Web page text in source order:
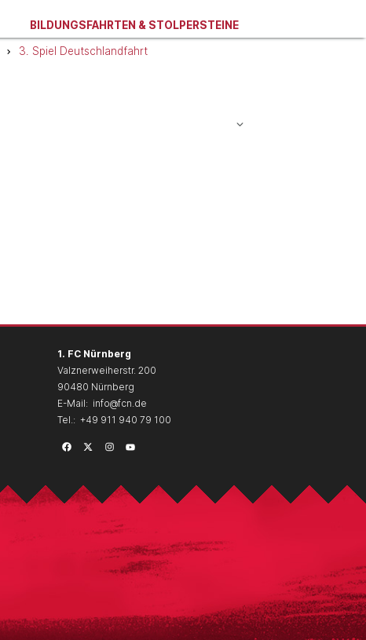
BILDUNGSFAHRTEN & STOLPERSTEINE
3. Spiel Deutschlandfahrt
1. FC Nürnberg
Valznerweiherstr. 200
90480 Nürnberg
E-Mail: info@fcn.de
Tel.: +49 911 940 79 100